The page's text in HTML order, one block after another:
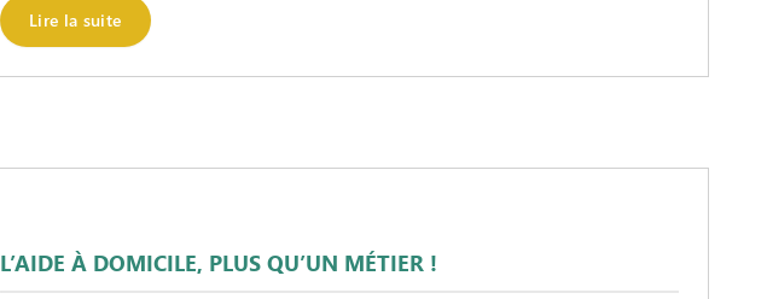
Lire la suite
L’AIDE À DOMICILE, PLUS QU’UN MÉTIER !